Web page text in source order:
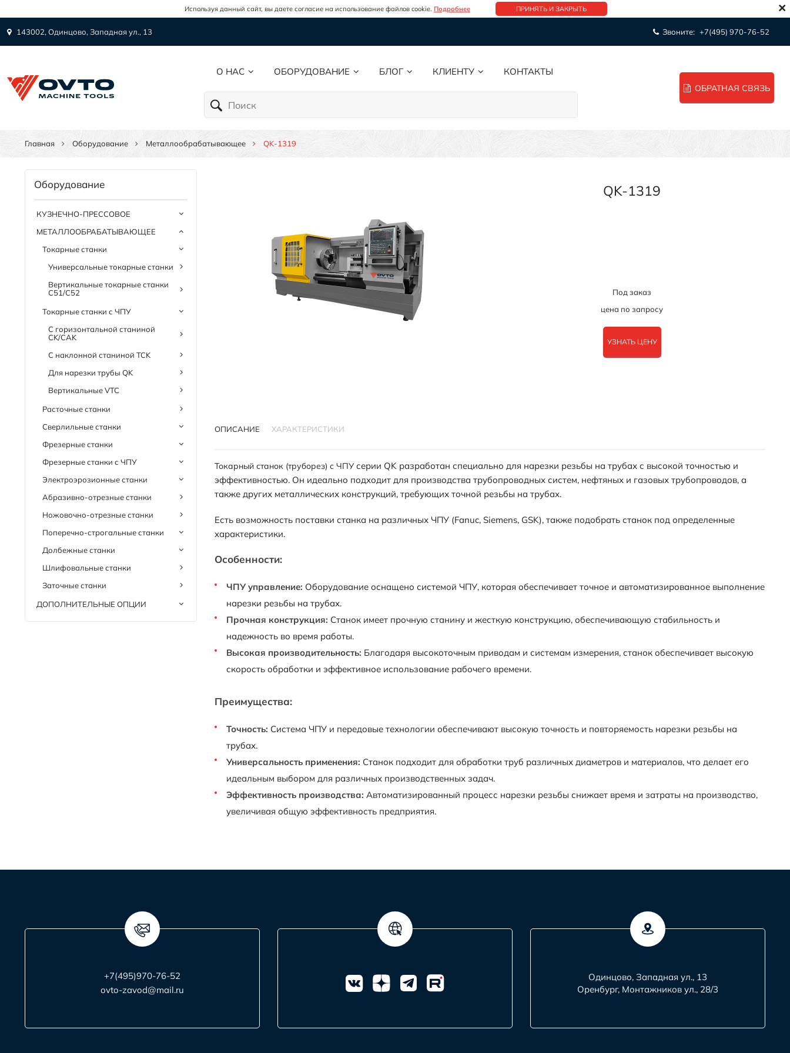
Используя данный сайт, вы даете согласие на использование файлов cookie. Подробнее ПРИНЯТЬ И ЗАКРЫТЬ ×
143002, Одинцово, Западная ул., 13 Звоните: +7(495) 970-76-52
О НАС ОБОРУДОВАНИЕ БЛОГ КЛИЕНТУ КОНТАКТЫ
ОБРАТНАЯ СВЯЗЬ
Главная Оборудование Металлообрабатывающее QK-1319
Оборудование
КУЗНЕЧНО-ПРЕССОВОЕ
МЕТАЛЛООБРАБАТЫВАЮЩЕЕ
Токарные станки
Универсальные токарные станки
Вертикальные токарные станки
C51/C52
Токарные станки с ЧПУ
С горизонтальной станиной
CK/CAK
С наклонной станиной TCK
Для нарезки трубы QK
Вертикальные VTC
Расточные станки
Сверлильные станки
Фрезерные станки
Фрезерные станки с ЧПУ
Электроэрозионные станки
Абразивно-отрезные станки
Ножовочно-отрезные станки
Поперечно-строгальные станки
Долбежные станки
Шлифовальные станки
Заточные станки
ДОПОЛНИТЕЛЬНЫЕ ОПЦИИ
QK-1319
Под заказ
цена по запросу
УЗНАТЬ ЦЕНУ
ОПИСАНИЕ ХАРАКТЕРИСТИКИ
Токарный станок (труборез) с ЧПУсерии QK разработан специально для нарезки резьбы на трубах с высокой точностью и
эффективностью. Он идеально подходит для производства трубопроводных систем, нефтяных и газовых трубопроводов, а
также других металлических конструкций, требующих точной резьбы на трубах.
Есть возможность поставки станка на различных ЧПУ (Fanuc, Siemens, GSK), также подобрать станок под определенные
характеристики.
Особенности:
ЧПУ управление: Оборудование оснащено системой ЧПУ, которая обеспечивает точное и автоматизированное выполнение
нарезки резьбы на трубах.
Прочная конструкция: Станок имеет прочную станину и жесткую конструкцию, обеспечивающую стабильность и
надежность во время работы.
Высокая производительность: Благодаря высокоточным приводам и системам измерения, станок обеспечивает высокую
скорость обработки и эффективное использование рабочего времени.
Преимущества:
Точность: Система ЧПУ и передовые технологии обеспечивают высокую точность и повторяемость нарезки резьбы на
трубах.
Универсальность применения: Станок подходит для обработки труб различных диаметров и материалов, что делает его
идеальным выбором для различных производственных задач.
Эффективность производства: Автоматизированный процесс нарезки резьбы снижает время и затраты на производство,
увеличивая общую эффективность предприятия.
+7(495)970-76-52
ovto-zavod@mail.ru
Одинцово, Западная ул., 13
Оренбург, Монтажников ул., 28/3